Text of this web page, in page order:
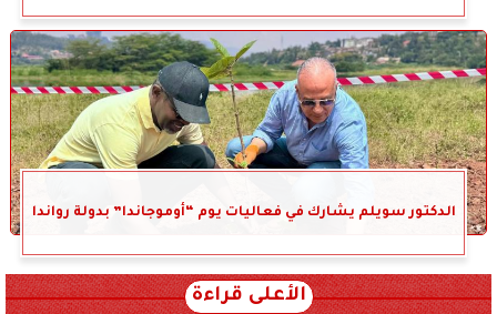
الدكتور سويلم يشارك في فعاليات يوم “أوموجاندا” بدولة رواندا
الأعلى قراءة